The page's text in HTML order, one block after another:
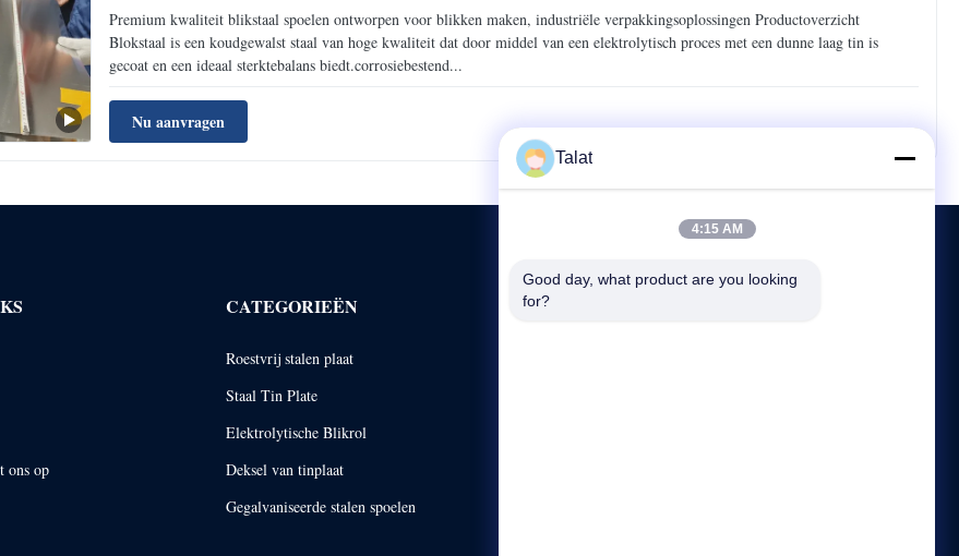
Premium kwaliteit blikstaal spoelen ontworpen voor blikken maken, industriële verpakkingsoplossingen Productoverzicht
Blokstaal is een koudgewalst staal van hoge kwaliteit dat door middel van een elektrolytisch proces met een dunne laag tin is
gecoat en een ideaal sterktebalans biedt.corrosiebestend...
Nu aanvragen
ons op
CATEGORIEËN
Roestvrij stalen plaat
Staal Tin Plate
Elektrolytische Blikrol
Deksel van tinplaat
Gegalvaniseerde stalen spoelen
Talat
4:15 AM
Good day, what product are you looking
for?